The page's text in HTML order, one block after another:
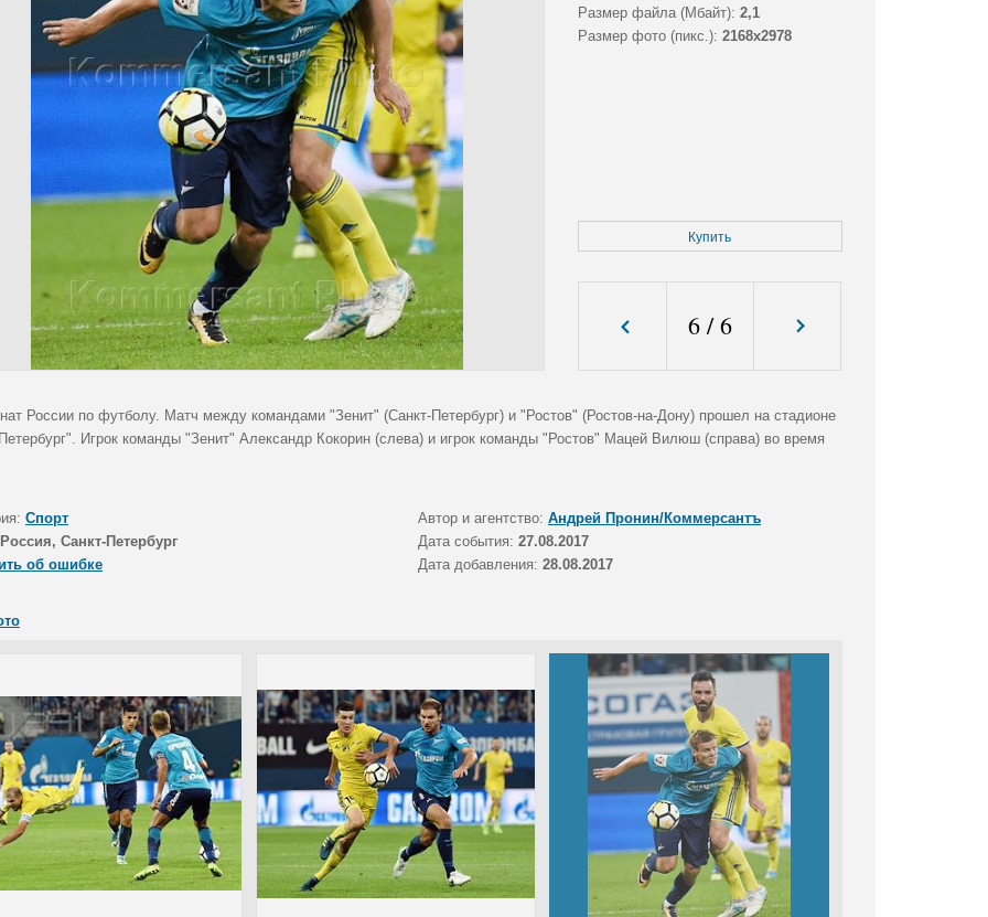
Размер файла (Мбайт): 2,1
Размер фото (пикс.): 2168x2978
Купить
6/6
России по футболу. Матч между командами "Зенит" (Санкт-Петербург) и "Ростов" (Ростов-на-Дону) прошел на стадионе
Игрок команды "Зенит" Александр Кокорин (слева) и игрок команды "Ростов" Мацей Вилюш (справа) во время
Спорт Автор и агентство: Андрей Пронин/Коммерсантъ
Россия, Санкт-Петербург Дата события: 27.08.2017
об ошибке
Дата добавления: 28.08.2017